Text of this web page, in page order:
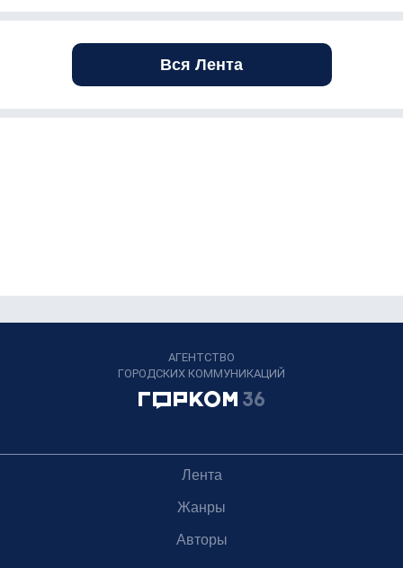
Вся Лента
АГЕНТСТВО
ГОРОДСКИХ КОММУНИКАЦИЙ
Лента
Жанры
Авторы